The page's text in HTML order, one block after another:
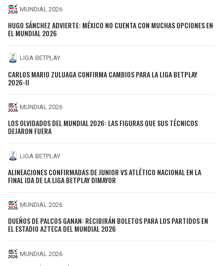
MUNDIAL 2026
HUGO SÁNCHEZ ADVIERTE: MÉXICO NO CUENTA CON MUCHAS OPCIONES EN
EL MUNDIAL 2026
LIGA BETPLAY
CARLOS MARIO ZULUAGA CONFIRMA CAMBIOS PARA LA LIGA BETPLAY
2026-II
MUNDIAL 2026
LOS OLVIDADOS DEL MUNDIAL 2026: LAS FIGURAS QUE SUS TÉCNICOS
DEJARON FUERA
LIGA BETPLAY
ALINEACIONES CONFIRMADAS DE JUNIOR VS ATLÉTICO NACIONAL EN LA
FINAL IDA DE LA LIGA BETPLAY DIMAYOR
MUNDIAL 2026
DUEÑOS DE PALCOS GANAN: RECIBIRÁN BOLETOS PARA LOS PARTIDOS EN
EL ESTADIO AZTECA DEL MUNDIAL 2026
MUNDIAL 2026